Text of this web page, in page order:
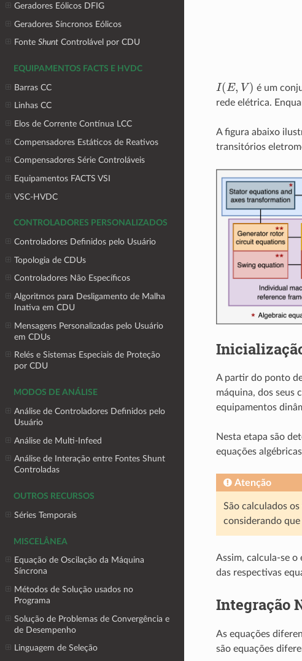
Geradores Eólicos DFIG
Geradores Síncronos Eólicos
FonteShunt Controlável por CDU
EQUIPAMENTOS FACTS E HVDC
Barras CC
Linhas CC
Elos de Corrente Contínua LCC
Compensadores Estáticos de Reativos
Compensadores Série Controláveis
Equipamentos FACTS VSI
VSC-HVDC
CONTROLADORES PERSONALIZADOS
Controladores Definidos pelo Usuário
Topologia de CDUs
Controladores Não Específicos
Algoritmos para Desligamento de Malha
Inativa em CDU
Mensagens Personalizadas pelo Usuário
em CDUs
Relés e Sistemas Especiais de Proteção
por CDU
MODOS DE ANÁLISE
Análise de Controladores Definidos pelo
Usuário
Análise de Multi-Infeed
Análise de Interação entre Fontes Shunt
Controladas
OUTROS RECURSOS
Séries Temporais
MISCELÂNEA
Equação de Oscilação da Máquina
Síncrona
Métodos de Solução usados no
Programa
Solução de Problemas de Convergência e
de Desempenho
Linguagem de Seleção
vetor de
I(E,V )
é um
rede elétrica.
A figura abaixo
transitórios
A partir do ponto
máquina, dos seus
equipamentos
Nesta etapa são
equações
Atenção
São calculados
considerando
Assim, calcula-se o
das respectivas
Integração
As equações
são equações